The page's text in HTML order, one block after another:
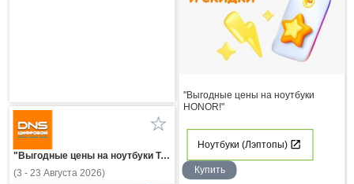
"Выгодные цены на ноутбуки
HONOR!"
Ноутбуки (Лэптопы)
Купить
"Выгодные цены на ноутбуки Tecno!"
(3 - 23 Августа 2026)